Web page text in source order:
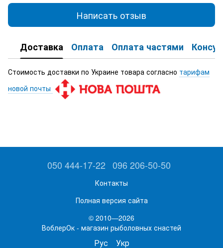
Написать отзыв
Доставка Оплата Оплата частями
Стоимость доставки по Украине товара согласно тарифам
новой почты
050 444-17-22 096 206-50-50
Контакты
Полная версия сайта
© 2010—2026
ВоблерОк - магазин рыболовных снастей
Рус Укр